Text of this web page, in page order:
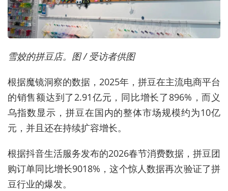
雪姣的拼豆店。图 / 受访者供图
根据魔镜洞察的数据，2025年，拼豆在主流电商平台
的销售额达到了2.91亿元，同比增长了896%，而义
乌指数显示，拼豆在国内的整体市场规模约为10亿
元，并且还在持续扩容增长。
根据抖音生活服务发布的2026春节消费数据，拼豆团
购订单同比增长9018%，这个惊人数据再次验证了拼
豆行业的爆发。